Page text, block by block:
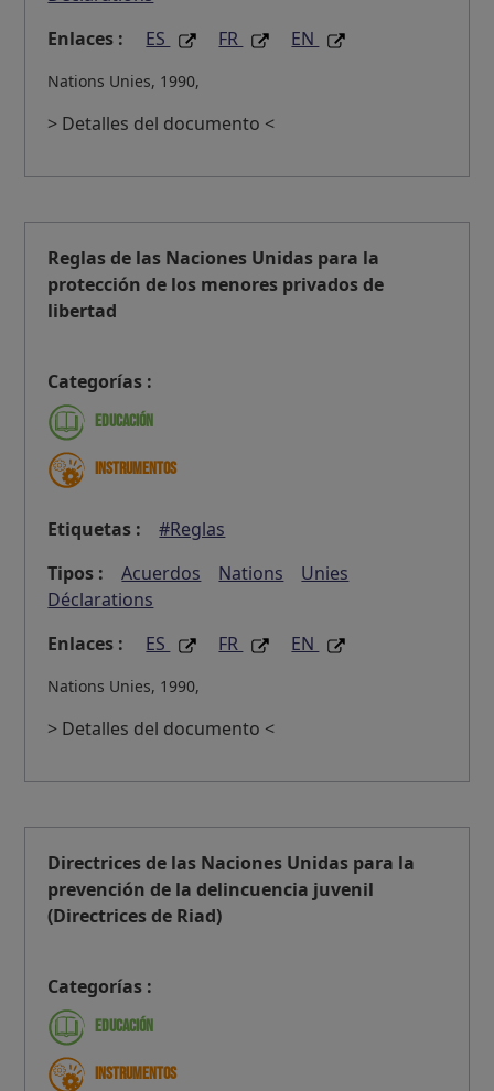
Enlaces :
ES FR EN
Nations Unies, 1990,
> Detalles del documento <
Reglas de las Naciones Unidas para la
protección de los menores privados de
libertad
Categorías :
Educación
Instrumentos
Etiquetas :
#Reglas
Tipos :
Acuerdos Nations
Unies
Déclarations
Enlaces :
ES FR EN
Nations Unies, 1990,
> Detalles del documento <
Directrices de las Naciones Unidas para la
prevención de la delincuencia juvenil
(Directrices de Riad)
Categorías :
Educación
Instrumentos